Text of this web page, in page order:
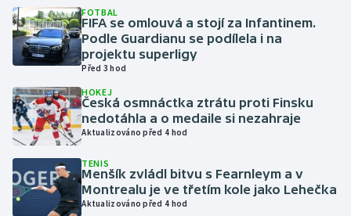
Lyže a snowboard
Moderní pětiboj
Motorsport
Olympijské hry
Parasport
Plavání
FOTBAL
FIFA se omlouvá a stojí za Infantinem.
Podle Guardianu se podílela i na
projektu superligy
Před 3 hod
HOKEJ
Česká osmnáctka ztrátu proti Finsku
nedotáhla a o medaile si nezahraje
Aktualizováno před 4 hod
TENIS
Menšík zvládl bitvu s Fearnleym a v
Montrealu je ve třetím kole jako Lehečka
Aktualizováno před 4 hod